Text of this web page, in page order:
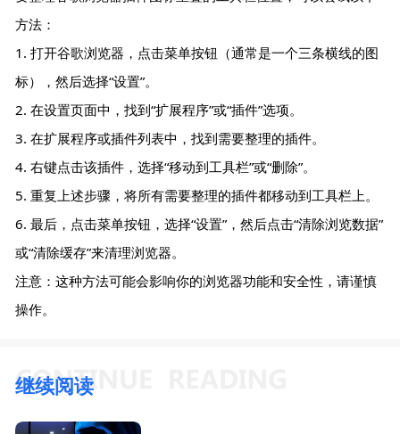
方法：
1. 打开谷歌浏览器，点击菜单按钮（通常是一个三条横线的图
标），然后选择“设置”。
2. 在设置页面中，找到“扩展程序”或“插件”选项。
3. 在扩展程序或插件列表中，找到需要整理的插件。
4. 右键点击该插件，选择“移动到工具栏”或“删除”。
5. 重复上述步骤，将所有需要整理的插件都移动到工具栏上。
6. 最后，点击菜单按钮，选择“设置”，然后点击“清除浏览数据”
或“清除缓存”来清理浏览器。
注意：这种方法可能会影响你的浏览器功能和安全性，请谨慎
操作。
继续阅读